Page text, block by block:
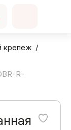
крепеж
R-